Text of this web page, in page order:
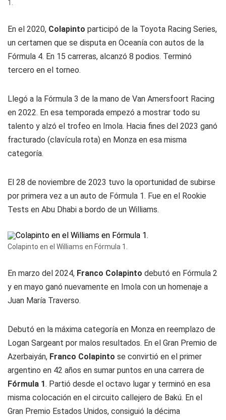
1.
En el 2020, Colapinto participó de la Toyota Racing Series,
un certamen que se disputa en Oceanía con autos de la
Fórmula 4. En 15 carreras, alcanzó 8 podios. Terminó
tercero en el torneo.
Llegó a la Fórmula 3 de la mano de Van Amersfoort Racing
en 2022. En esa temporada empezó a mostrar todo su
talento y alzó el trofeo en Imola. Hacia fines del 2023 ganó
fracturado (clavícula rota) en Monza en esa misma
categoría.
El 28 de noviembre de 2023 tuvo la oportunidad de subirse
por primera vez a un auto de Fórmula 1. Fue en el Rookie
Tests en Abu Dhabi a bordo de un Williams.
Colapinto en el Williams en Fórmula 1.
En marzo del 2024, Franco Colapinto debutó en Fórmula 2
y en mayo ganó nuevamente en Imola con un homenaje a
Juan María Traverso.
Debutó en la máxima categoría en Monza en reemplazo de
Logan Sargeant por malos resultados. En el Gran Premio de
Azerbaiyán, Franco Colapinto se convirtió en el primer
argentino en 42 años en sumar puntos en una carrera de
Fórmula 1. Partió desde el octavo lugar y terminó en esa
misma colocación en el circuito callejero de Bakú. En el
Gran Premio Estados Unidos, consiguió la décima